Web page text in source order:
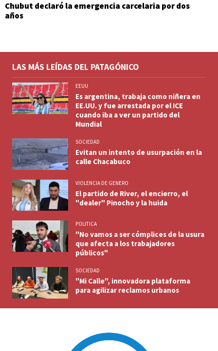
Chubut declaró la emergencia carcelaria por dos
años
LAS MÁS LEÍDAS DEL PATAGÓNICO
EEUU
Es argentina, trabaja como niñera en
EE.UU. y fue arrestada por el ICE
cuando iba a ver un partido del
Mundial
SOCIEDAD
Evitan un intento de usurpación en la
calle Chacabuco
VIOLENCIA DE GENERO
El partido de River, el encierro, el
"dealer" Pinocho y la huida
POLITICA
"No vamos a ser cómplices de la usura
que afecta a los trabajadores
públicos"
SOCIEDAD
"Mi Calle", innovadora plataforma
para agilizar reclamos urbanos